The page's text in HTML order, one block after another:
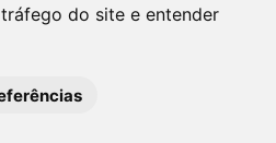
do site e entender
SP